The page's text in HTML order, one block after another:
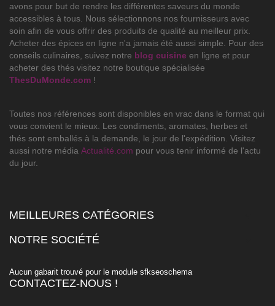
avons pour but de rendre les différentes saveurs du monde
accessibles à tous. Nous sélectionnons nos fournisseurs avec
soin afin de vous offrir des produits de qualité au meilleur prix.
Acheter des épices en ligne n'a jamais été aussi simple. Pour des
conseils culinaires, suivez notre blog cuisine en ligne et pour
acheter des thés visitez notre boutique spécialisée
ThesDuMonde.com !
Toutes nos références sont disponibles en vrac dans le format qui
vous convient le mieux. Les condiments, aromates, herbes et
thés sont emballés à la demande, le jour de l'expédition. Visitez
aussi notre média Actualité.com pour vous tenir informé de l'actu
du jour.
MEILLEURES CATÉGORIES
NOTRE SOCIÉTÉ
Aucun gabarit trouvé pour le module sfkseoschema
CONTACTEZ-NOUS !